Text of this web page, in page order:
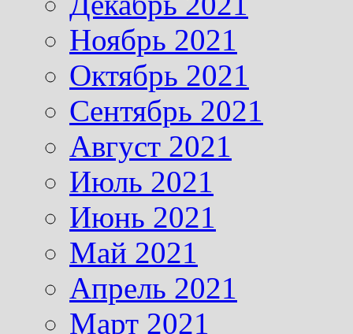
Ноябрь 2021
Октябрь 2021
Сентябрь 2021
Август 2021
Июль 2021
Июнь 2021
Май 2021
Апрель 2021
Март 2021